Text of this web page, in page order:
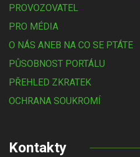
PROVOZOVATEL
PRO MÉDIA
O NÁS ANEB NA CO SE PTÁTE
PŮSOBNOST PORTÁLU
PŘEHLED ZKRATEK
OCHRANA SOUKROMÍ
Kontakty